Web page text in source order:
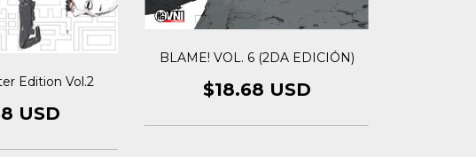
Edition Vol.2
USD
BLAME! VOL. 6 (2DA EDICIÓN)
$18.68 USD